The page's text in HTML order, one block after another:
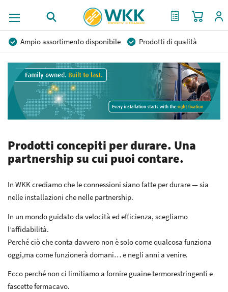
Carrello
Il mio
Ampio assortimento disponibile
Prodotti di qualità
Consulenza Personalizzata
Più di 40 anni di esperienza
Possibilità di realizzare un marchio privato
Prodotti concepiti per durare. Una
partnership su cui puoi contare.
In WKK crediamo che le connessioni siano fatte per durare — sia
nelle installazioni che nelle partnership.
In un mondo guidato da velocità ed efficienza, scegliamo
l’affidabilità.
Perché ciò che conta davvero non è solo come qualcosa funziona
oggi,ma come funzionerà domani… e negli anni a venire.
Ecco perché non ci limitiamo a fornire guaine termorestringenti e
fascette fermacavo.